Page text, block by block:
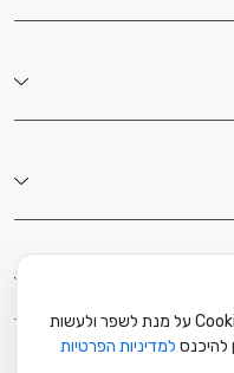
לידיעתך, האתר עושה שימוש בקבצי Cookies על מנת לשפר ולעשות
להיכנס למדיניות הפרטיות